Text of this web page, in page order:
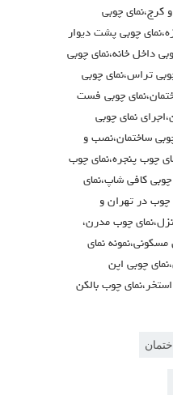
کرج،نمای چوبی
چوبی پشت دیوار
داخل خانه،نمای چوبی
تراس،نمای چوبی
چوبی فست
نمای چوبی
ساختمان،نصب و
چوب پنجره،نمای چوب
کافی شاپ،نمای
چوب در تهران و
چوب مدرن،
نمای
چوبی اپن
چوب بالکن